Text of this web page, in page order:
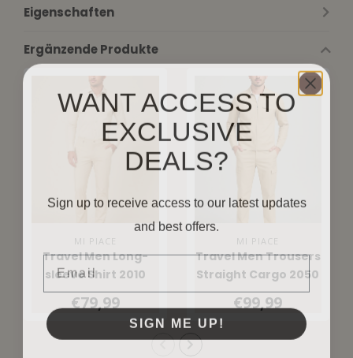
Eigenschaften
Ergänzende Produkte
MI PIACE
Travel Men Long-
sleeve Shirt 2010
Sand
€79,99
MI PIACE
Travel Men Trousers
Straight Cargo 2050
Sand
€99,99
WANT ACCESS TO
EXCLUSIVE
DEALS?
Sign up to receive access to our latest updates
and best offers.
Email
SIGN ME UP!